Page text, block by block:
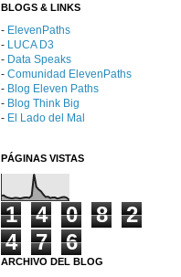
BLOGS & LINKS
- ElevenPaths
- LUCA D3
- Data Speaks
- Comunidad ElevenPaths
- Blog Eleven Paths
- Blog Think Big
- El Lado del Mal
PÁGINAS VISTAS
1 4 0 8
2
4
7 6
ARCHIVO DEL BLOG